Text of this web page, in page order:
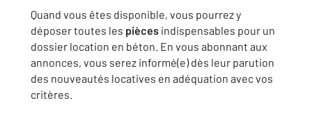
Quand vous êtes disponible, vous pourrez y
déposer toutes les pièces indispensables pour un
dossier location en béton. En vous abonnant aux
annonces, vous serez informé(e) dès leur parution
des nouveautés locatives en adéquation avec vos
critères.